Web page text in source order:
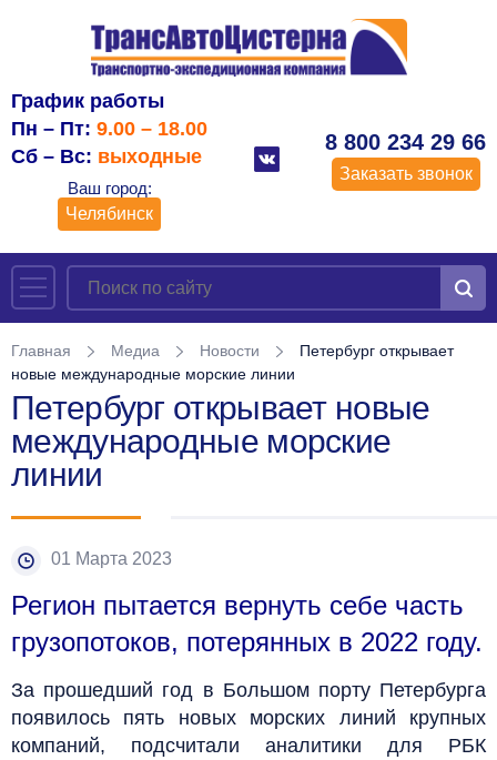
График работы
Пн – Пт: 9.00 – 18.00
Сб – Вс: выходные
Ваш город:
Челябинск
8 800 234 29 66
Заказать звонок
Главная Медиа Новости
Петербург открывает
новые международные морские линии
Петербург открывает новые
международные морские
линии
01 Марта 2023
Регион пытается вернуть себе часть
грузопотоков, потерянных в 2022 году.
За прошедший год в Большом порту Петербурга
появилось пять новых морских линий крупных
компаний, подсчитали аналитики для РБК